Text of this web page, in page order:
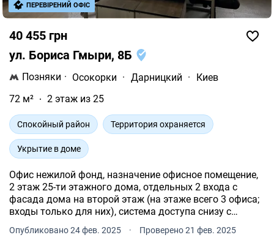
40 455 грн
ул. Бориса Гмыри, 8Б
Позняки · Осокорки · Дарницкий ·
Киев
72 м²
2 этаж из 25
Спокойный район Территория охраняется
Укрытие в доме
Офис нежилой фонд, назначение офисное помещение,
2 этаж 25-ти этажного дома, отдельных 2 входа с
фасада дома на второй этаж (на этаже всего 3 офиса;
входы только для них), система доступа снизу с
камерой, дом оборудован подземным хранилищем, в
случае отсутствия света генератор обеспечиваю
Опубликовано 24 фев. 2025 · Проверено 21 фев. 2025
ПЕРЕВІРЕНИЙ ОФІС